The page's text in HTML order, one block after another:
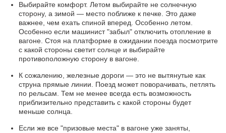
Выбирайте комфорт. Летом выбирайте не солнечную
сторону, а зимой — место поближе к печке. Это даже
важнее, чем ехать спиной вперед. Особенно летом.
Особенно если машинист "забыл" отключить отопление в
вагоне. Стоя на платформе в ожидании поезда посмотрите
с какой стороны светит солнце и выбирайте
противоположную сторону в вагоне.
К сожалению, железные дороги — это не вытянутые как
струна прямые линии. Поезд может поворачивать, петлять
по рельсам. Тем не менее всегда есть возможность
приблизительно представить с какой стороны будет
меньше солнца.
Если же все "призовые места" в вагоне уже заняты,